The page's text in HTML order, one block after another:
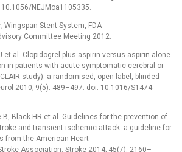
NEJMoa1105335.
Wingspan Stent System, FDA
Committee Meeting 2012.
et al. Clopidogrel plus aspirin versus aspirin alone
in patients with acute symptomatic cerebral or
study): a randomised, open-label, blinded-
2010; 9(5): 489–497. doi: 10.1016/S1474-
B, Black HR et al. Guidelines for the prevention of
and transient ischemic attack: a guideline for
from the American Heart
Association. Stroke 2014; 45(7): 2160–